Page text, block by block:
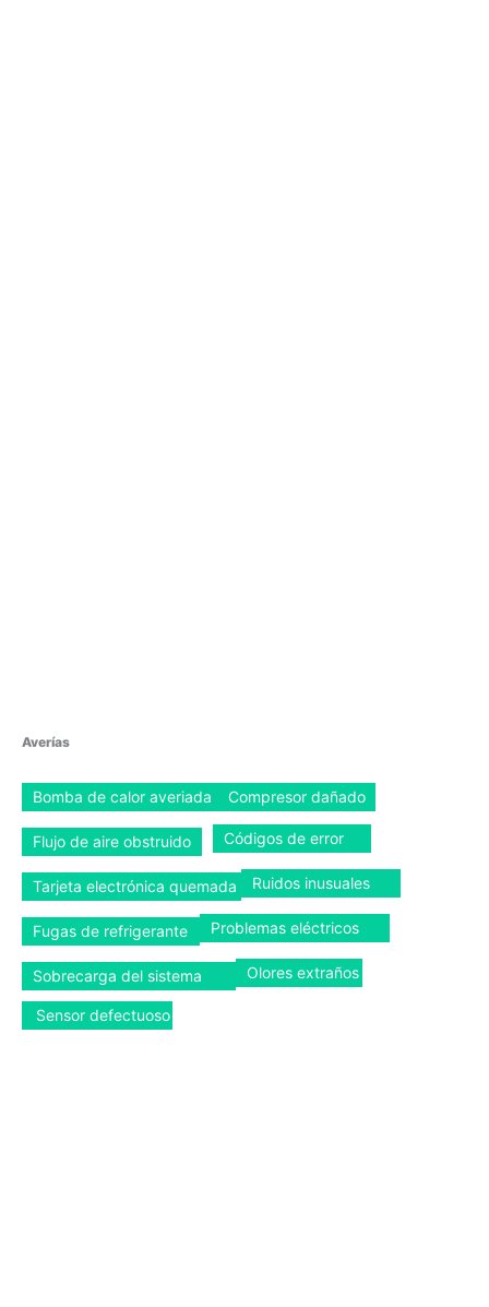
Averías
Bomba de calor averiada Compresor dañado
Flujo de aire obstruido Códigos de error
Tarjeta electrónica quemada Ruidos inusuales
Fugas de refrigerante Problemas eléctricos
Sobrecarga del sistema Olores extraños
Sensor defectuoso